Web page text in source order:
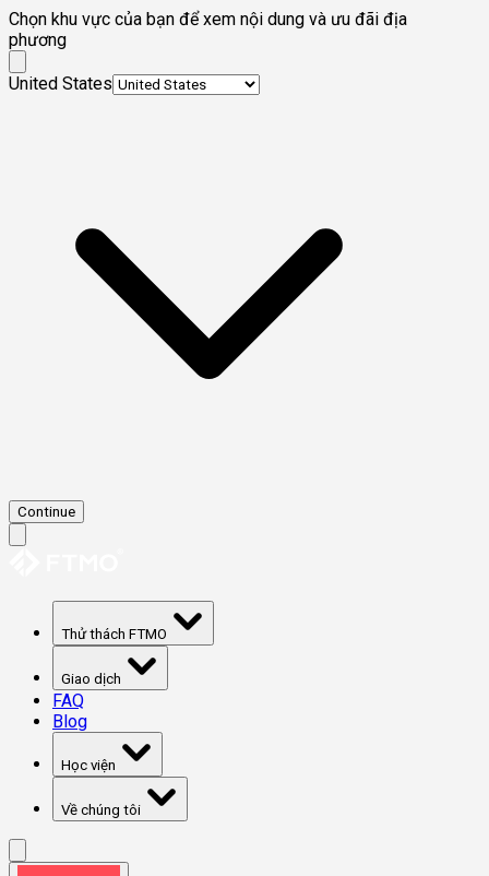
Chọn khu vực của bạn để xem nội dung và ưu đãi địa
phương
United States
Continue
Thử thách FTMO
Giao dịch
FAQ
Blog
Học viện
Về chúng tôi